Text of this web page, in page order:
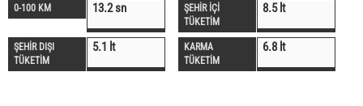
0-100 KM 13.2 sn
ŞEHİR İÇİ
TÜKETİM
8.5 lt
ŞEHİR DIŞI
TÜKETİM
5.1 lt
KARMA
TÜKETİM
6.8 lt